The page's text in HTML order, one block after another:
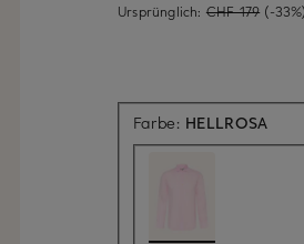
Ursprünglich: CHF 179 (-33%)
Farbe: HELLROSA